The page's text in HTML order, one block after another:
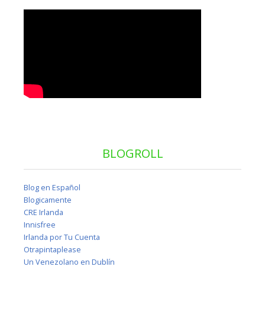
BLOGROLL
Blog en Español
Blogicamente
CRE Irlanda
Innisfree
Irlanda por Tu Cuenta
Otrapintaplease
Un Venezolano en Dublín